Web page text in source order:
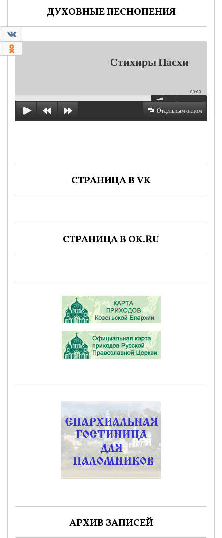
ДУХОВНЫЕ ПЕСНОПЕНИЯ
Стихиры Пасхи
00:00
Отдельным окном
СТРАНИЦА В VK
СТРАНИЦА В OK.RU
АРХИВ ЗАПИСЕЙ